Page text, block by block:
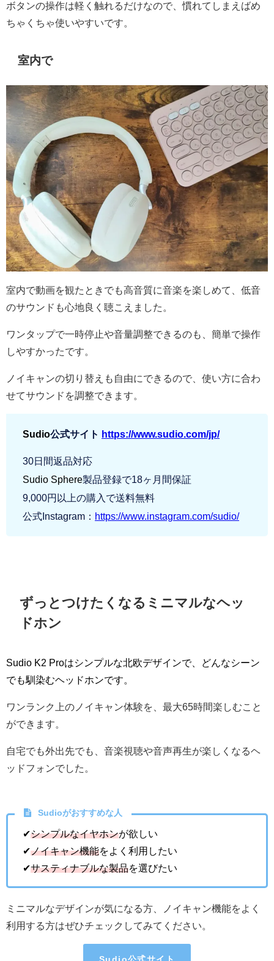
ボタンの操作は軽く触れるだけなので、慣れてしまえばめ
ちゃくちゃ使いやすいです。
室内で
室内で動画を観たときでも高音質に音楽を楽しめて、低音
のサウンドも心地良く聴こえました。
ワンタップで一時停止や音量調整できるのも、簡単で操作
しやすかったです。
ノイキャンの切り替えも自由にできるので、使い方に合わ
せてサウンドを調整できます。
Sudio公式サイト https://www.sudio.com/jp/
30日間返品対応
Sudio Sphere製品登録で18ヶ月間保証
9,000円以上の購入で送料無料
公式Instagram： https://www.instagram.com/sudio/
ずっとつけたくなるミニマルなヘッ
ドホン
Sudio K2 Proはシンプルな北欧デザインで、どんなシーン
でも馴染むヘッドホンです。
ワンランク上のノイキャン体験を、最大65時間楽しむこと
ができます。
自宅でも外出先でも、音楽視聴や音声再生が楽しくなるヘ
ッドフォンでした。
Sudioがおすすめな人
✔シンプルなイヤホンが欲しい
✔ノイキャン機能をよく利用したい
✔サスティナブルな製品を選びたい
ミニマルなデザインが気になる方、ノイキャン機能をよく
利用する方はぜひチェックしてみてください。